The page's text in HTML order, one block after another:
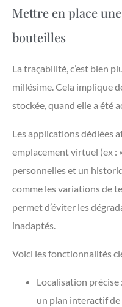
Mettre en place
bouteilles
La traçabilité, c’est bien
millésime. Cela implique
stockée, quand elle a été
Les applications dédiées
emplacement virtuel (ex :
personnelles et un
comme les variations de
permet d’éviter les
inadaptés.
Voici les fonctionnalités
Localisation
un plan interactif de